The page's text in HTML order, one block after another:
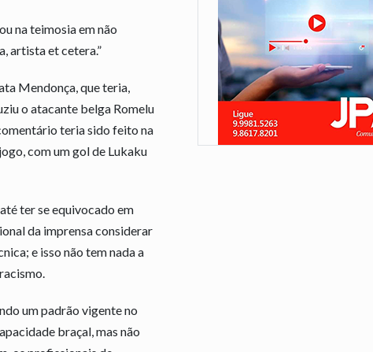
na teimosia em não
artista et cetera.”
Mendonça, que teria,
o atacante belga Romelu
teria sido feito na
com um gol de Lukaku
ter se equivocado em
da imprensa considerar
e isso não tem nada a
um padrão vigente no
braçal, mas não